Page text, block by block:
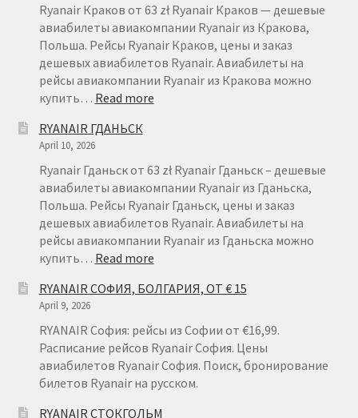
Ryanair Краков от 63 zł Ryanair Краков — дешевые
авиабилеты авиакомпании Ryanair из Кракова,
Польша. Рейсы Ryanair Краков, цены и заказ
дешевых авиабилетов Ryanair. Авиабилеты на
рейсы авиакомпании Ryanair из Кракова можно
купить… Read more:
RYANAIR ГДАНЬСК
April 10, 2026
Ryanair Гданьск от 63 zł Ryanair Гданьск – дешевые
авиабилеты авиакомпании Ryanair из Гданьска,
Польша. Рейсы Ryanair Гданьск, цены и заказ
дешевых авиабилетов Ryanair. Авиабилеты на
рейсы авиакомпании Ryanair из Гданьска можно
купить… Read more:
ГДАНЬСК
RYANAIR СОФИЯ, БОЛГАРИЯ, ОТ € 15
April 9, 2026
RYANAIR София: рейсы из Софии от €16,99.
Расписание рейсов Ryanair София. Цены
авиабилетов Ryanair София. Поиск, бронирование
билетов Ryanair на русском.
RYANAIR СТОКГОЛЬМ